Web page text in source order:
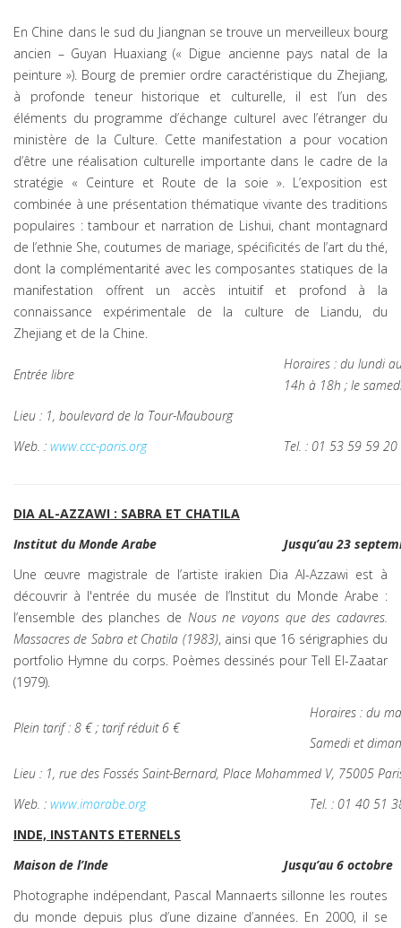
En Chine dans le sud du Jiangnan se trouve un merveilleux bourg
ancien – Guyan Huaxiang (« Digue ancienne pays natal de la
peinture »). Bourg de premier ordre caractéristique du Zhejiang,
à profonde teneur historique et culturelle, il est l’un des
éléments du programme d’échange culturel avec l’étranger du
ministère de la Culture. Cette manifestation a pour vocation
d’être une réalisation culturelle importante dans le cadre de la
stratégie « Ceinture et Route de la soie ». L’exposition est
combinée à une présentation thématique vivante des traditions
populaires : tambour et narration de Lishui, chant montagnard
de l’ethnie She, coutumes de mariage, spécificités de l’art du thé,
dont la complémentarité avec les composantes statiques de la
manifestation offrent un accès intuitif et profond à la
connaissance expérimentale de la culture de Liandu, du
Zhejiang et de la Chine.
Entrée libre
Horaires : du lundi
14h à 18h ; le
Lieu : 1, boulevard de la Tour-Maubourg
Web. : www.ccc-paris.org Tel. : 01 53 59 59 20
DIA AL-AZZAWI : SABRA ET CHATILA
Institut du Monde Arabe
Jusqu’au 23
Une œuvre magistrale de l’artiste irakien Dia Al-Azzawi est à
découvrir à l'entrée du musée de l’Institut du Monde Arabe :
l’ensemble des planches de Nous ne voyons que des cadavres.
Massacres de Sabra et Chatila (1983), ainsi que 16 sérigraphies du
portfolio Hymne du corps. Poèmes dessinés pour Tell El-Zaatar
(1979).
Plein tarif : 8 € ; tarif réduit 6 €
Horaires : du
Samedi et
Lieu : 1, rue des Fossés Saint-Bernard, Place Mohammed V, 75005
Web. : www.imarabe.org
Tel. : 01 40 51
INDE, INSTANTS ETERNELS
Maison de l’Inde
Jusqu’au 6 octobre
Photographe indépendant, Pascal Mannaerts sillonne les routes
du monde depuis plus d’une dizaine d’années. En 2000, il se